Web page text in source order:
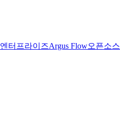
엔터프라이즈Argus Flow오픈소스